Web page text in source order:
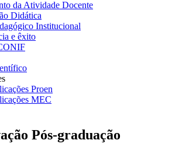
da Atividade Docente
Didática
Institucional
e êxito
Proen
MEC
Pós-graduação